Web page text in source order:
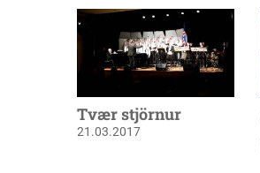
Tvær stjörnur
21.03.2017